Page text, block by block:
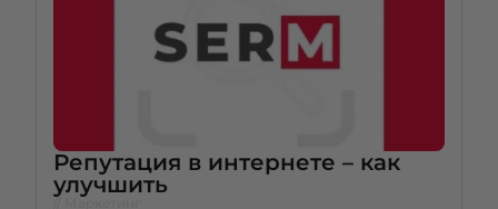
Репутация в интернете – как
улучшить